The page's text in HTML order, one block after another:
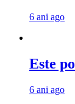
6 ani ago
Este
6 ani ago